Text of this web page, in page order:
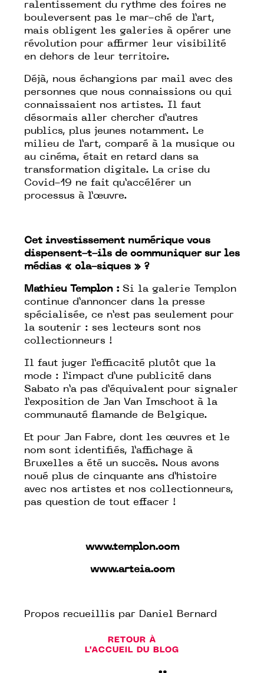
ralentissement du rythme des foires ne
bouleversent pas le mar-ché de l’art,
mais obligent les galeries à opérer une
révolution pour affirmer leur visibilité
en dehors de leur territoire.
Déjà, nous échangions par mail avec des
personnes que nous connaissions ou qui
connaissaient nos artistes. Il faut
désormais aller chercher d’autres
publics, plus jeunes notamment. Le
milieu de l’art, comparé à la musique ou
au cinéma, était en retard dans sa
transformation digitale. La crise du
Covid-19 ne fait qu’accélérer un
processus à l’œuvre.
Cet investissement numérique vous
dispensent-t-ils de communiquer sur les
médias « cla-siques » ?
Mathieu Templon : Si la galerie Templon
continue d’annoncer dans la presse
spécialisée, ce n’est pas seulement pour
la soutenir : ses lecteurs sont nos
collectionneurs !
Il faut juger l’efficacité plutôt que la
mode : l’impact d’une publicité dans
Sabato n’a pas d’équivalent pour signaler
l’exposition de Jan Van Imschoot à la
communauté flamande de Belgique.
Et pour Jan Fabre, dont les œuvres et le
nom sont identifiés, l’affichage à
Bruxelles a été un succès. Nous avons
noué plus de cinquante ans d’histoire
avec nos artistes et nos collectionneurs,
pas question de tout effacer !
www.templon.com
www.arteia.com
Propos recueillis par Daniel Bernard
RETOUR À
L'ACCUEIL DU BLOG